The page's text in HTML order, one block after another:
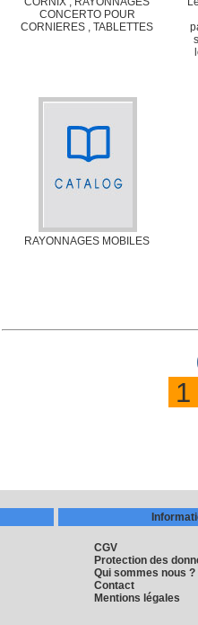
CONCERTO POUR
CORNIERES , TABLETTES
RAYONNAGES MOBILES
CGV
Protection des
Qui sommes nous ?
Contact
Mentions légales